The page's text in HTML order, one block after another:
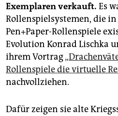
Exemplaren verkauft. Es
Rollenspielsystemen, die
Pen+Paper-Rollenspiele
Evolution Konrad Lischka
ihrem Vortrag
Rollenspiele die virtuelle
nachvollziehen.
Dafür zeigen sie alte